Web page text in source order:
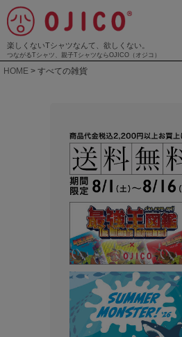
楽しくないTシャツなんて、欲しくない。
つながるTシャツ、親子TシャツならOJICO（オジコ）
HOME すべての雑貨